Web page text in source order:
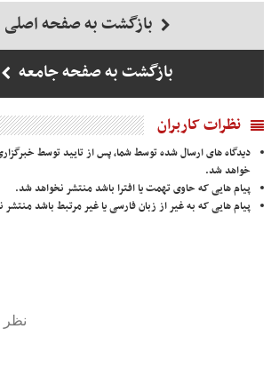
بازگشت به صفحه اصلی
بازگشت به صفحه جامعه
نظرات کاربران
دیدگاه های ارسال شده توسط شما، پس از تایید توسط
خواهد شد.
پیام هایی که حاوی تهمت یا افترا باشد منتشر نخواهد شد.
پیام هایی که به غیر از زبان فارسی یا غیر مرتبط باشد